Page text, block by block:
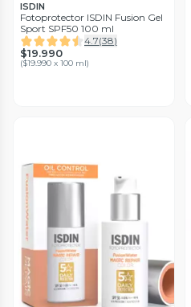
ISDIN
Fotoprotector ISDIN Fusion Gel
Sport SPF50 100 ml
4.7(38)
$19.990
($19.990 x 100 ml)